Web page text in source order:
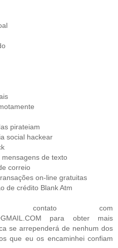
pirateiam
social hackear
de texto
correio
on-line gratuitas
de crédito Blank Atm
contato com
para obter mais
se arrependerá de nenhum dos
que eu os encaminhei confiam